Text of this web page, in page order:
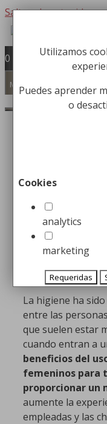
Saltar al contenido
0
Menú
para tu
25 enero, 2023
Herrero
La higiene ha
entre las
que suelen estar
cuando entran a
beneficios del
femeninos para
proporcionar un
aumente la
empleadas y las
Utilizamos
Puedes aprender
o
Cookies
analytics
marketing
Requeridas